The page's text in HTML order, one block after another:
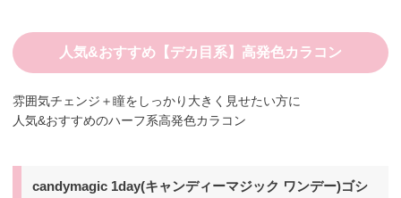
人気&おすすめ【デカ目系】高発色カラコン
雰囲気チェンジ＋瞳をしっかり大きく見せたい方に
人気&おすすめのハーフ系高発色カラコン
candymagic 1day(キャンディーマジック ワンデー)ゴシ